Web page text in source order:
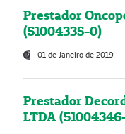
Prestador
(51004335-0)
01 de Janeiro de 2019
Prestador
LTDA